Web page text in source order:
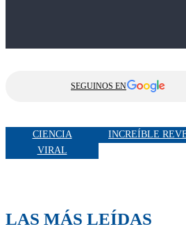
SEGUINOS EN
CIENCIA
INCREÍBLE
VIRAL
LAS MÁS LEÍDAS